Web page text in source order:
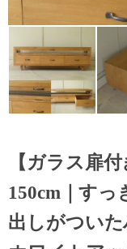
【ガラス扉
150cm｜すっ
出しがつい